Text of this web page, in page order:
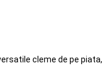
cleme de pe